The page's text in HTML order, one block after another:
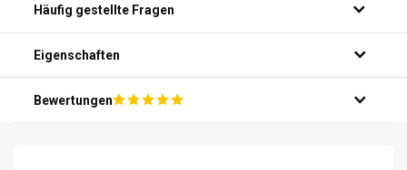
Häufig gestellte Fragen
Für welche Haartypen ist die Kérastase Gloss Absolu Hydra-
Glaze Shampoo geeignet?
Die Kérastase Gloss Absolu Hydra-Glaze ist speziell für langes,
Welche Inhaltsstoffe sorgen bei der Kérastase Gloss Absolu
für mehr Glanz und Hydratation?
Eigenschaften
Bewertungen